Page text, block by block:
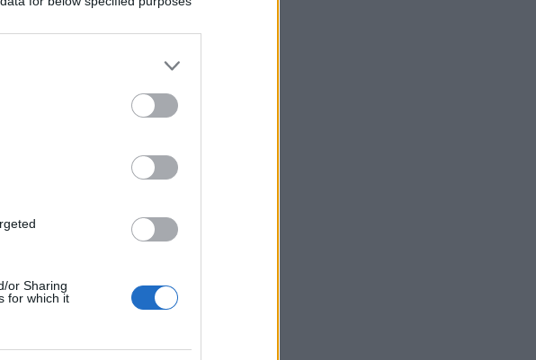
or Sharing
for which it
της Opinion Poll τον
ποσοστό 10,6%,